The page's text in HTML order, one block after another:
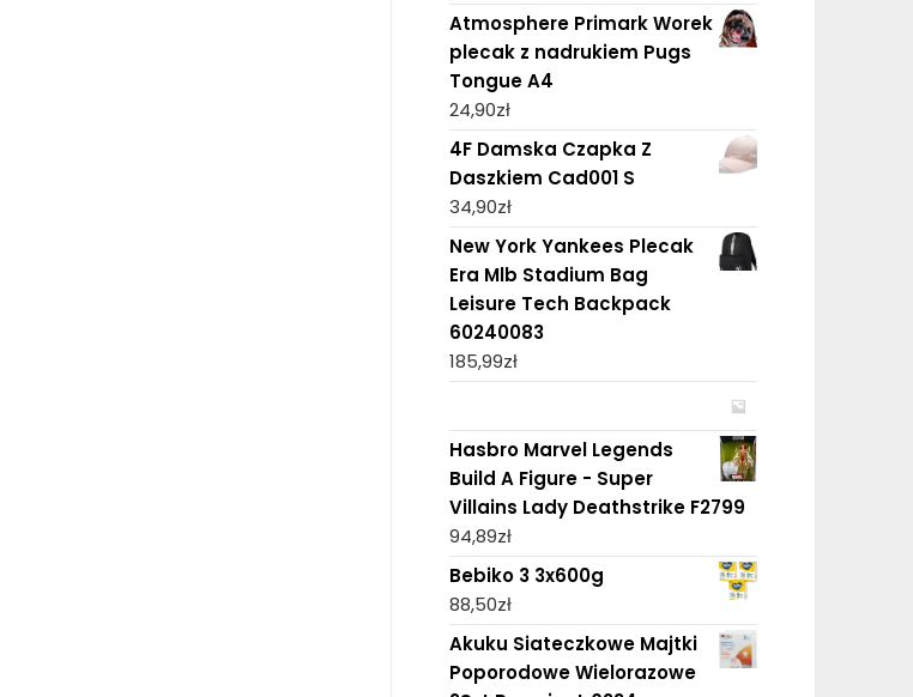
Atmosphere Primark Worek
plecak z nadrukiem Pugs
Tongue A4
24,90zł
4F Damska Czapka Z
Daszkiem Cad001 S
34,90zł
New York Yankees Plecak
Era Mlb Stadium Bag
Leisure Tech Backpack
60240083
185,99zł
Hasbro Marvel Legends
Build A Figure - Super
Villains Lady Deathstrike F2799
94,89zł
Bebiko 3 3x600g
88,50zł
Akuku Siateczkowe Majtki
Poporodowe Wielorazowe